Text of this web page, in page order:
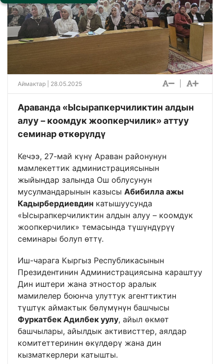
Аймактар | 28.05.2025
Араванда «Ысырапкерчиликтин алдын
алуу – коомдук жоопкерчилик» аттуу
семинар өткөрүлдү
Кечээ, 27-май күнү Араван районунун
мамлекеттик администрациясынын
жыйындар залында Ош облусунун
мусулмандарынын казысы Абибилла ажы
Кадырбердиевдин катышуусунда
«Ысырапкерчиликтин алдын алуу – коомдук
жоопкерчилик» темасында түшүндүрүү
семинары болуп өттү.
Иш-чарага Кыргыз Республикасынын
Президентинин Администрациясына караштуу
Дин иштери жана этностор аралык
мамилелер боюнча улуттук агенттиктин
түштүк аймактык бөлүмүнүн башчысы
Фуркатбек Адилбек уулу, айыл өкмөт
башчылары, айылдык активисттер, аялдар
комитеттеринин өкүлдөрү жана дин
кызматкерлери катышты.